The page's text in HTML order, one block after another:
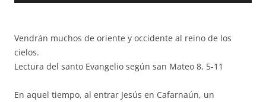
Vendrán muchos de oriente y occidente al reino de los
cielos.
Lectura del santo Evangelio según san Mateo 8, 5-11
En aquel tiempo, al entrar Jesús en Cafarnaún, un